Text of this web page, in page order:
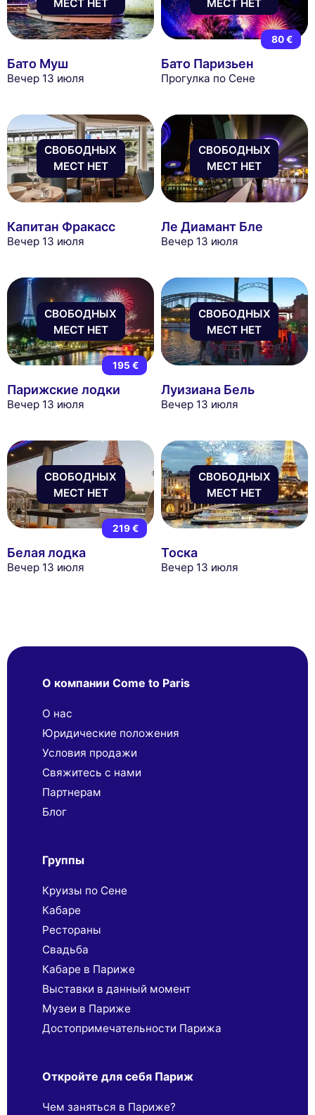
МЕСТ НЕТ
Бато Муш
Вечер 13 июля
МЕСТ НЕТ
80 €
Бато Паризьен
Прогулка по Сене
СВОБОДНЫХ
МЕСТ НЕТ
Капитан Фракасс
Вечер 13 июля
СВОБОДНЫХ
МЕСТ НЕТ
Ле Диамант Бле
Вечер 13 июля
СВОБОДНЫХ
МЕСТ НЕТ
195 €
Парижские лодки
Вечер 13 июля
СВОБОДНЫХ
МЕСТ НЕТ
Луизиана Бель
Вечер 13 июля
СВОБОДНЫХ
МЕСТ НЕТ
219 €
Белая лодка
Вечер 13 июля
СВОБОДНЫХ
МЕСТ НЕТ
Тоска
Вечер 13 июля
О компании Come to Paris
О нас
Юридические положения
Условия продажи
Свяжитесь с нами
Партнерaм
Блог
Группы
Круизы по Сене
Кабаре
Рестораны
Свадьба
Кабаре в Париже
Выставки в данный момент
Музеи в Париже
Достопримечательности Парижа
Откройте для себя Париж
Чем заняться в Париже?